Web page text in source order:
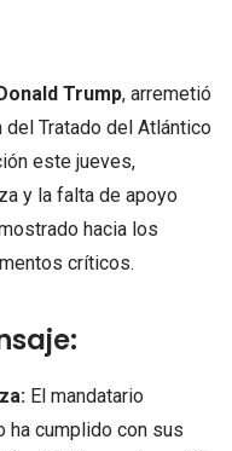
Trump, arremetió
del Tratado del Atlántico
este jueves,
y la falta de apoyo
hacia los
críticos.
El mandatario
ha cumplido con sus